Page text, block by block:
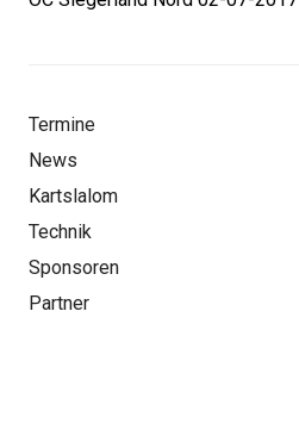
Termine
News
Kartslalom
Technik
Sponsoren
Partner